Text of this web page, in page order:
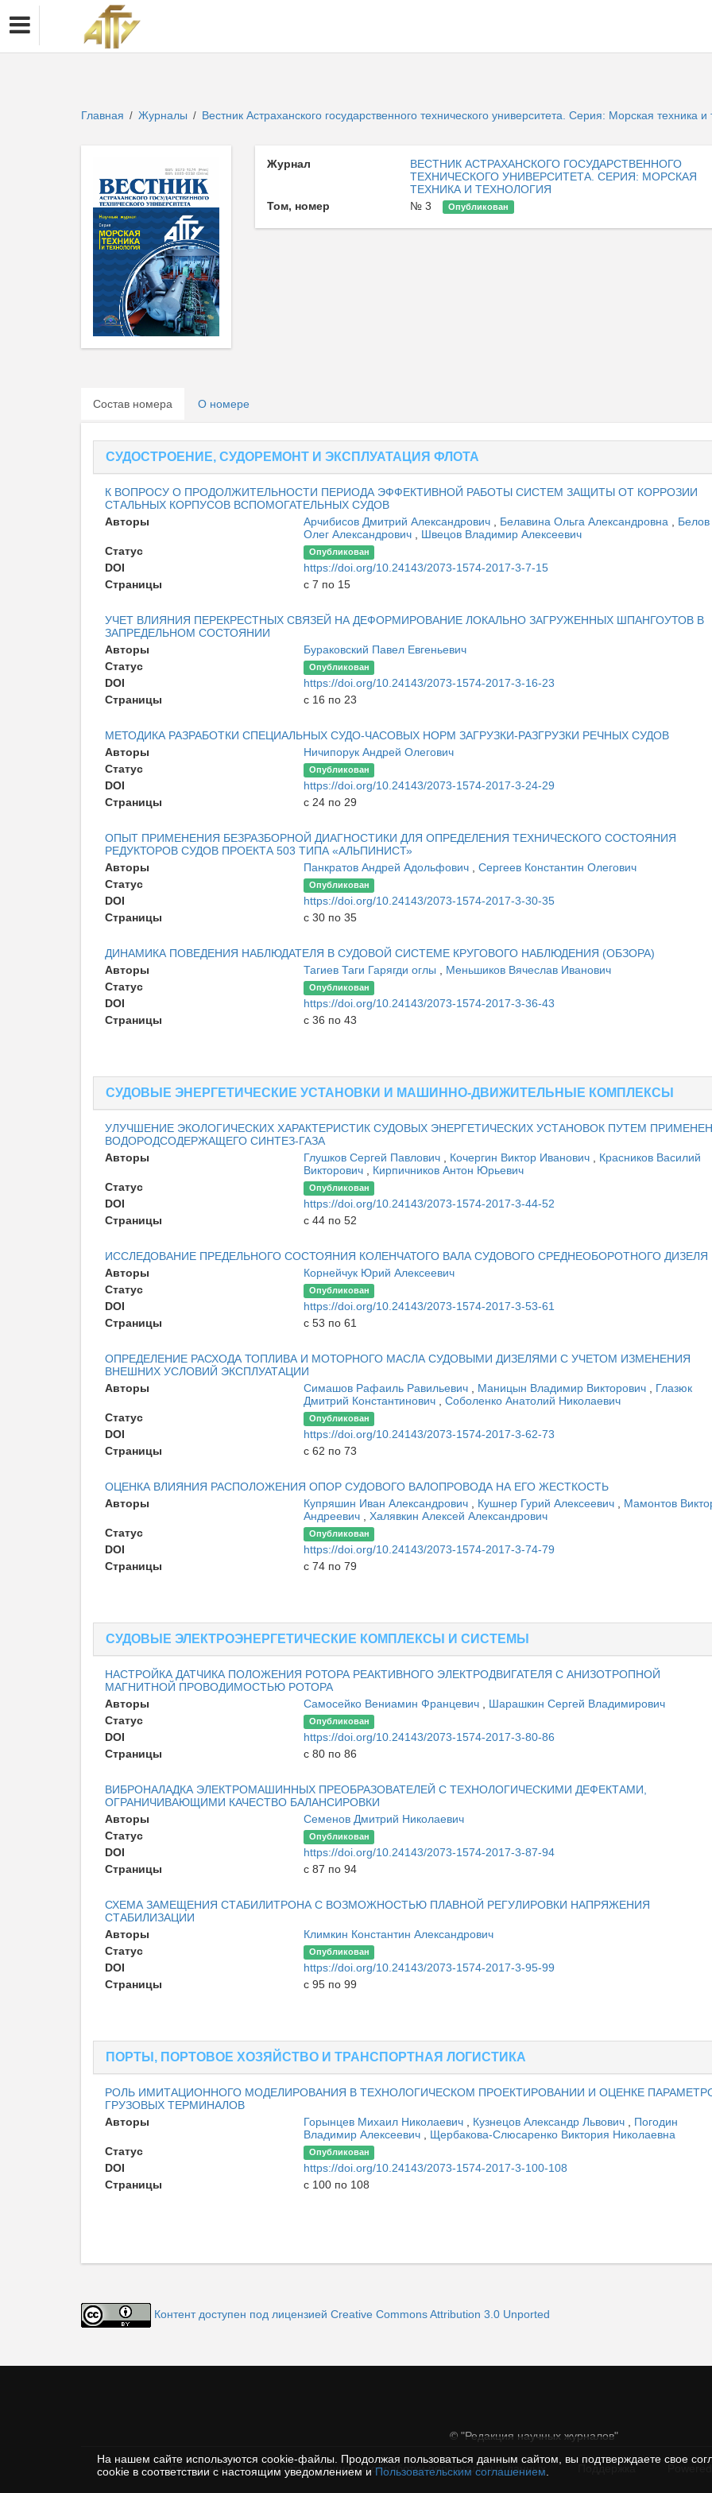
На нашем сайте используются cookie-файлы. Продолжая пользоваться данным сайтом, вы подтверждаете свое
cookie в соответствии с настоящим уведомлением и Пользовательским соглашением
Главная / Журналы / Вестник Астраханского государственного технического университета. Серия: Морская техника
Журнал
ВЕСТНИК АСТРАХАНСКОГО ГОСУДАРСТВЕННОГО
ТЕХНИЧЕСКОГО УНИВЕРСИТЕТА. СЕРИЯ: МОРСКАЯ
ТЕХНИКА И ТЕХНОЛОГИЯ
Том, номер
№ 3 Опубликован
Состав номера О номере
СУДОСТРОЕНИЕ, СУДОРЕМОНТ И ЭКСПЛУАТАЦИЯ ФЛОТА
К ВОПРОСУ О ПРОДОЛЖИТЕЛЬНОСТИ ПЕРИОДА ЭФФЕКТИВНОЙ РАБОТЫ СИСТЕМ ЗАЩИТЫ ОТ КОРРОЗИИ
СТАЛЬНЫХ КОРПУСОВ ВСПОМОГАТЕЛЬНЫХ СУДОВ
Авторы
Арчибисов Дмитрий Александрович , Белавина Ольга Александровна , Белов
Олег Александрович , Швецов Владимир Алексеевич
Статус
Опубликован
DOI
https://doi.org/10.24143/2073-1574-2017-3-7-15
Страницы
с 7 по 15
УЧЕТ ВЛИЯНИЯ ПЕРЕКРЕСТНЫХ СВЯЗЕЙ НА ДЕФОРМИРОВАНИЕ ЛОКАЛЬНО ЗАГРУЖЕННЫХ ШПАНГОУТОВ В
ЗАПРЕДЕЛЬНОМ СОСТОЯНИИ
Авторы
Бураковский Павел Евгеньевич
Статус
Опубликован
DOI
https://doi.org/10.24143/2073-1574-2017-3-16-23
Страницы
с 16 по 23
МЕТОДИКА РАЗРАБОТКИ СПЕЦИАЛЬНЫХ СУДО-ЧАСОВЫХ НОРМ ЗАГРУЗКИ-РАЗГРУЗКИ РЕЧНЫХ СУДОВ
Авторы
Ничипорук Андрей Олегович
Статус
Опубликован
DOI
https://doi.org/10.24143/2073-1574-2017-3-24-29
Страницы
с 24 по 29
ОПЫТ ПРИМЕНЕНИЯ БЕЗРАЗБОРНОЙ ДИАГНОСТИКИ ДЛЯ ОПРЕДЕЛЕНИЯ ТЕХНИЧЕСКОГО СОСТОЯНИЯ
РЕДУКТОРОВ СУДОВ ПРОЕКТА 503 ТИПА «АЛЬПИНИСТ»
Авторы
Панкратов Андрей Адольфович , Сергеев Константин Олегович
Статус
Опубликован
DOI
https://doi.org/10.24143/2073-1574-2017-3-30-35
Страницы
с 30 по 35
ДИНАМИКА ПОВЕДЕНИЯ НАБЛЮДАТЕЛЯ В СУДОВОЙ СИСТЕМЕ КРУГОВОГО НАБЛЮДЕНИЯ (ОБЗОРА)
Авторы
Тагиев Таги Гарягди оглы , Меньшиков Вячеслав Иванович
Статус
Опубликован
DOI
https://doi.org/10.24143/2073-1574-2017-3-36-43
Страницы
с 36 по 43
СУДОВЫЕ ЭНЕРГЕТИЧЕСКИЕ УСТАНОВКИ И МАШИННО-ДВИЖИТЕЛЬНЫЕ КОМПЛЕКСЫ
УЛУЧШЕНИЕ ЭКОЛОГИЧЕСКИХ ХАРАКТЕРИСТИК СУДОВЫХ ЭНЕРГЕТИЧЕСКИХ УСТАНОВОК ПУТЕМ
ВОДОРОДСОДЕРЖАЩЕГО СИНТЕЗ-ГАЗА
Авторы
Глушков Сергей Павлович , Кочергин Виктор Иванович , Красников Василий
Викторович , Кирпичников Антон Юрьевич
Статус
Опубликован
DOI
https://doi.org/10.24143/2073-1574-2017-3-44-52
Страницы
с 44 по 52
ИССЛЕДОВАНИЕ ПРЕДЕЛЬНОГО СОСТОЯНИЯ КОЛЕНЧАТОГО ВАЛА СУДОВОГО СРЕДНЕОБОРОТНОГО ДИЗЕЛЯ
Авторы
Корнейчук Юрий Алексеевич
Статус
Опубликован
DOI
https://doi.org/10.24143/2073-1574-2017-3-53-61
Страницы
с 53 по 61
ОПРЕДЕЛЕНИЕ РАСХОДА ТОПЛИВА И МОТОРНОГО МАСЛА СУДОВЫМИ ДИЗЕЛЯМИ С УЧЕТОМ ИЗМЕНЕНИЯ
ВНЕШНИХ УСЛОВИЙ ЭКСПЛУАТАЦИИ
Авторы
Симашов Рафаиль Равильевич , Маницын Владимир Викторович , Глазюк
Дмитрий Константинович , Соболенко Анатолий Николаевич
Статус
Опубликован
DOI
https://doi.org/10.24143/2073-1574-2017-3-62-73
Страницы
с 62 по 73
ОЦЕНКА ВЛИЯНИЯ РАСПОЛОЖЕНИЯ ОПОР СУДОВОГО ВАЛОПРОВОДА НА ЕГО ЖЕСТКОСТЬ
Авторы
Купряшин Иван Александрович , Кушнер Гурий Алексеевич , Мамонтов
Андреевич , Халявкин Алексей Александрович
Статус
Опубликован
DOI
https://doi.org/10.24143/2073-1574-2017-3-74-79
Страницы
с 74 по 79
СУДОВЫЕ ЭЛЕКТРОЭНЕРГЕТИЧЕСКИЕ КОМПЛЕКСЫ И СИСТЕМЫ
НАСТРОЙКА ДАТЧИКА ПОЛОЖЕНИЯ РОТОРА РЕАКТИВНОГО ЭЛЕКТРОДВИГАТЕЛЯ С АНИЗОТРОПНОЙ
МАГНИТНОЙ ПРОВОДИМОСТЬЮ РОТОРА
Авторы
Самосейко Вениамин Францевич , Шарашкин Сергей Владимирович
Статус
Опубликован
DOI
https://doi.org/10.24143/2073-1574-2017-3-80-86
Страницы
с 80 по 86
ВИБРОНАЛАДКА ЭЛЕКТРОМАШИННЫХ ПРЕОБРАЗОВАТЕЛЕЙ С ТЕХНОЛОГИЧЕСКИМИ ДЕФЕКТАМИ,
ОГРАНИЧИВАЮЩИМИ КАЧЕСТВО БАЛАНСИРОВКИ
Авторы
Семенов Дмитрий Николаевич
Статус
Опубликован
DOI
https://doi.org/10.24143/2073-1574-2017-3-87-94
Страницы
с 87 по 94
СХЕМА ЗАМЕЩЕНИЯ СТАБИЛИТРОНА С ВОЗМОЖНОСТЬЮ ПЛАВНОЙ РЕГУЛИРОВКИ НАПРЯЖЕНИЯ
СТАБИЛИЗАЦИИ
Авторы
Климкин Константин Александрович
Статус
Опубликован
DOI
https://doi.org/10.24143/2073-1574-2017-3-95-99
Страницы
с 95 по 99
ПОРТЫ, ПОРТОВОЕ ХОЗЯЙСТВО И ТРАНСПОРТНАЯ ЛОГИСТИКА
РОЛЬ ИМИТАЦИОННОГО МОДЕЛИРОВАНИЯ В ТЕХНОЛОГИЧЕСКОМ ПРОЕКТИРОВАНИИ И ОЦЕНКЕ
ГРУЗОВЫХ ТЕРМИНАЛОВ
Авторы
Горынцев Михаил Николаевич , Кузнецов Александр Львович , Погодин
Владимир Алексеевич , Щербакова-Слюсаренко Виктория Николаевна
Статус
Опубликован
DOI
https://doi.org/10.24143/2073-1574-2017-3-100-108
Страницы
с 100 по 108
Контент доступен под лицензией Creative Commons Attribution 3.0 Unported
© "Редакция научных журналов"
Соглашение Политика защиты и обработки персональных данных Поддержка